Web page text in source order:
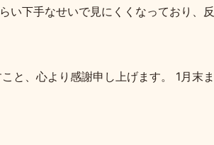
い下手なせいで見にくくなっており、
と、心より感謝申し上げます。 1月末